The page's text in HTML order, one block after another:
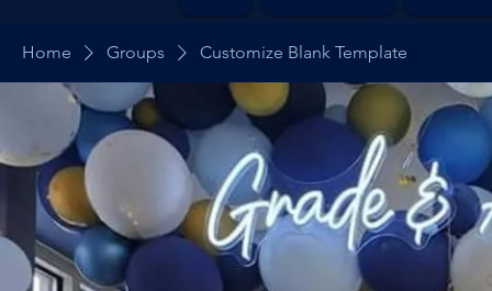
Home Groups Customize Blank Template